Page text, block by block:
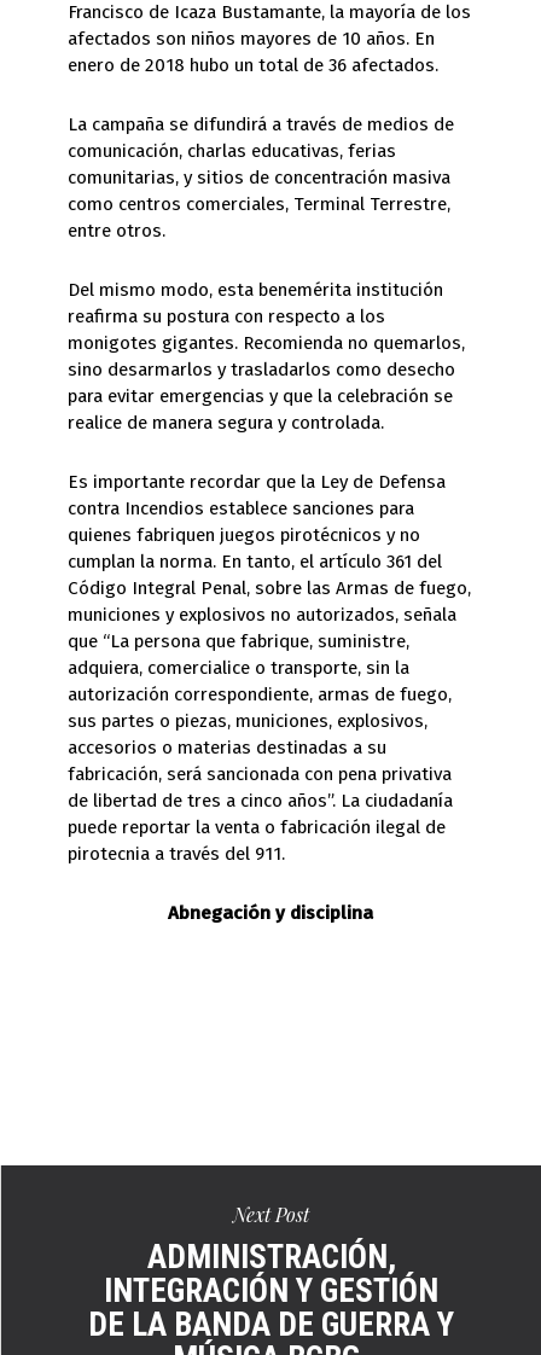
Francisco de Icaza Bustamante, la mayoría de los
afectados son niños mayores de 10 años. En
enero de 2018 hubo un total de 36 afectados.
La campaña se difundirá a través de medios de
comunicación, charlas educativas, ferias
comunitarias, y sitios de concentración masiva
como centros comerciales, Terminal Terrestre,
entre otros.
Del mismo modo, esta benemérita institución
reafirma su postura con respecto a los
monigotes gigantes. Recomienda no quemarlos,
sino desarmarlos y trasladarlos como desecho
para evitar emergencias y que la celebración se
realice de manera segura y controlada.
Es importante recordar que la Ley de Defensa
contra Incendios establece sanciones para
quienes fabriquen juegos pirotécnicos y no
cumplan la norma. En tanto, el artículo 361 del
Código Integral Penal, sobre las Armas de fuego,
municiones y explosivos no autorizados, señala
que “La persona que fabrique, suministre,
adquiera, comercialice o transporte, sin la
autorización correspondiente, armas de fuego,
sus partes o piezas, municiones, explosivos,
accesorios o materias destinadas a su
fabricación, será sancionada con pena privativa
de libertad de tres a cinco años”. La ciudadanía
puede reportar la venta o fabricación ilegal de
pirotecnia a través del 911.
Abnegación y disciplina
Next Post
ADMINISTRACIÓN,
INTEGRACIÓN Y GESTIÓN
DE LA BANDA DE GUERRA Y